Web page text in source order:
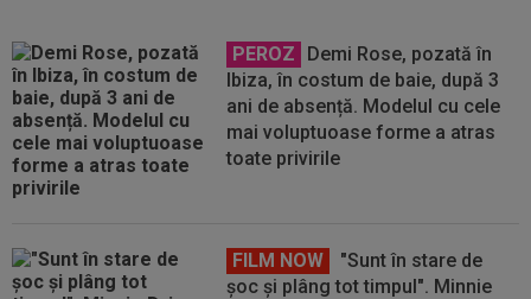
PEROZ
Demi Rose, pozată în
Ibiza, în costum de baie, după 3
ani de absență. Modelul cu cele
mai voluptuoase forme a atras
toate privirile
FILM NOW
"Sunt în stare de
șoc și plâng tot timpul". Minnie